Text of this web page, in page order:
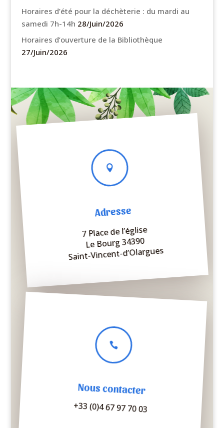
Horaires d’été pour la déchèterie : du mardi au
samedi 7h-14h 28/Juin/2026
Horaires d’ouverture de la Bibliothèque
27/Juin/2026

Adresse
7 Place de l’église
Le Bourg 34390
Saint-Vincent-d’Olargues

Nous contacter
+33 (0)4 67 97 70 03